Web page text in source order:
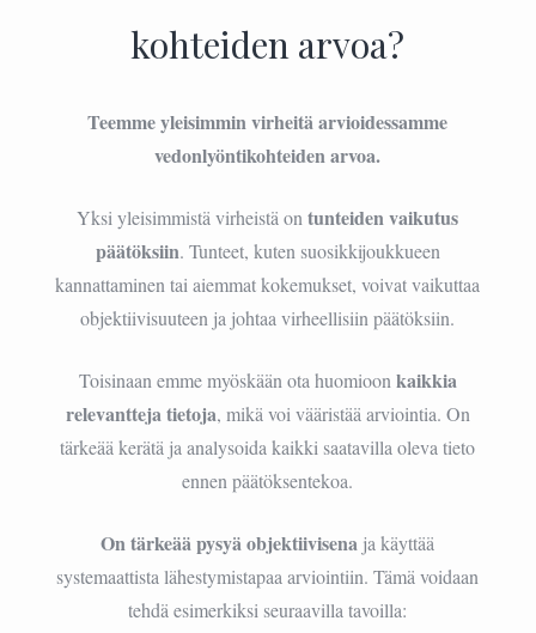
kohteiden arvoa?
Teemme yleisimmin virheitä arvioidessamme
vedonlyöntikohteiden arvoa.
Yksi yleisimmistä virheistä ontunteiden vaikutus
päätöksiin. Tunteet, kuten suosikkijoukkueen
kannattaminen tai aiemmat kokemukset, voivat vaikuttaa
objektiivisuuteen ja johtaa virheellisiin päätöksiin.
Toisinaan emme myöskään ota huomioon kaikkia
relevantteja tietoja, mikä voi vääristää arviointia. On
tärkeää kerätä ja analysoida kaikki saatavilla oleva tieto
ennen päätöksentekoa.
On tärkeää pysyä objektiivisena ja käyttää
systemaattista lähestymistapaa arviointiin. Tämä voidaan
tehdä esimerkiksi seuraavilla tavoilla: